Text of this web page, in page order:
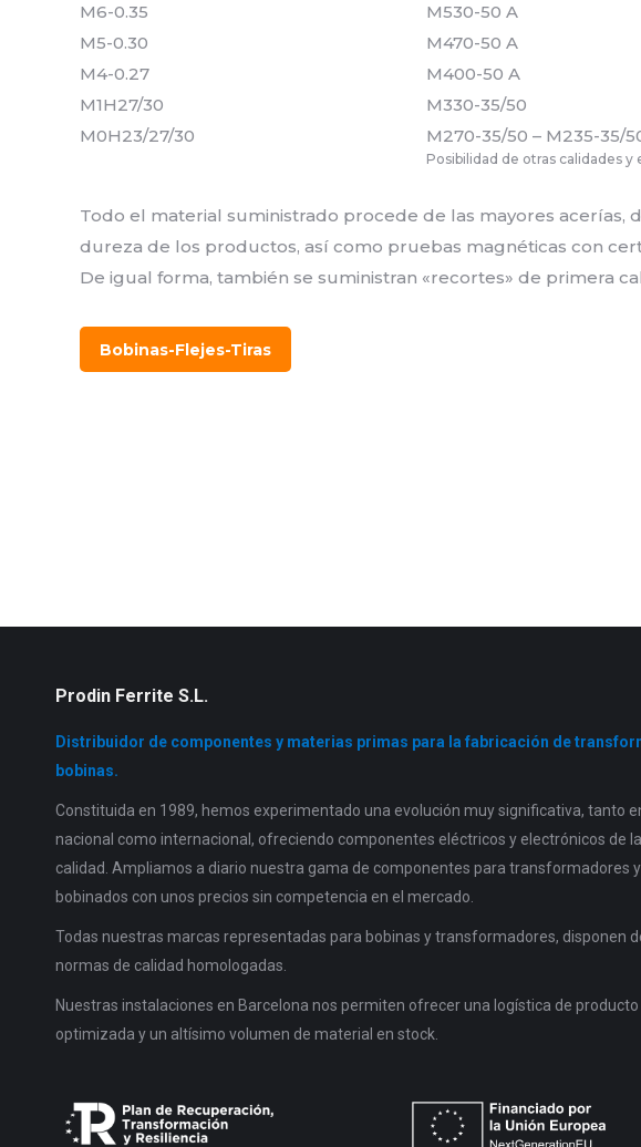
M6-0.35
M5-0.30
M4-0.27
M1H27/30
M0H23/27/30
M530-50 A
M470-50 A
M400-50 A
M330-35/50
M270-35/50 – M235-35/
Posibilidad de otras calidades
Todo el material suministrado procede de las mayores
dureza de los productos, así como pruebas magnéticas con
De igual forma, también se suministran «recortes» de primera
Bobinas-Flejes-Tiras
Prodin Ferrite S.L.
Distribuidor de componentes y materias primas para la fabricación de
bobinas.
Constituida en 1989, hemos experimentado una evolución muy significativa, tanto
nacional como internacional, ofreciendo componentes eléctricos y electrónicos de
calidad. Ampliamos a diario nuestra gama de componentes para transformadores y
bobinados con unos precios sin competencia en el mercado.
Todas nuestras marcas representadas para bobinas y transformadores, disponen
normas de calidad homologadas.
Nuestras instalaciones en Barcelona nos permiten ofrecer una logística de producto
optimizada y un altísimo volumen de material en stock.